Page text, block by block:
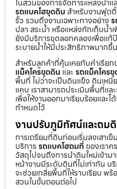
ในส่วนของการจัดการแหล่งน้ำแ
รถแบคโฮขุดดิน สำหรับงานฟุต
รั้ว รวมถึงงานเฉพาะทางอย่าง
ปลา สระน้ำ หรือแหล่งกักเก็บน้ำ
ยังมีบริการขุดลอกคลองเพื่อแก้
ระบายน้ำให้มีประสิทธิภาพมากขึ้น
สำหรับลูกค้าที่คุ้นเคยกับคำเรียก
แม็คโครขุดดิน และ รถแม็คโคร
พื้นที่ ไม่ว่าจะเป็นดินแข็ง ดินเห
แคบ เราสามารถประเมินพื้นที่แล
เพื่อให้งานออกมาเรียบร้อยและ
กำหนดไว้
งานปรับภูมิทัศน์และถม
การเตรียมที่ดินก่อนเริ่มลงเสา
บริการ รถแบคโฮถมที่ ของเรา
วัสดุไปจนถึงการนำดินใหม่เข้าม
หน้างานมีระดับดินที่ไม่เท่ากัน บ
จะช่วยเกลี่ยพื้นที่ให้ราบเรียบ พ
สวนในขั้นตอนต่อไป